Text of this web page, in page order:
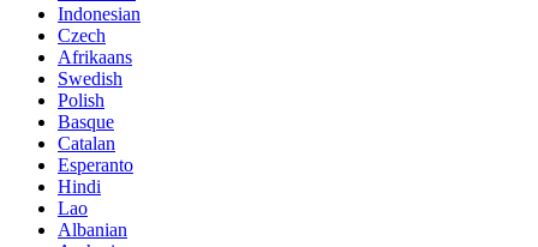
Indonesian
Czech
Afrikaans
Swedish
Polish
Basque
Catalan
Esperanto
Hindi
Lao
Albanian